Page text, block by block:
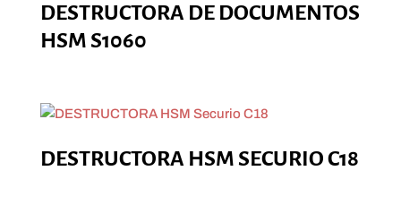
DESTRUCTORA DE DOCUMENTOS
HSM S1060
DESTRUCTORA HSM SECURIO C18